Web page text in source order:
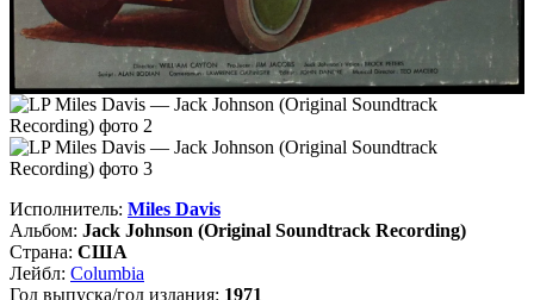
Исполнитель: Miles Davis
Альбом: Jack Johnson (Original Soundtrack Recording)
Страна: США
Лейбл: Columbia
Год выпуска/год издания: 1971